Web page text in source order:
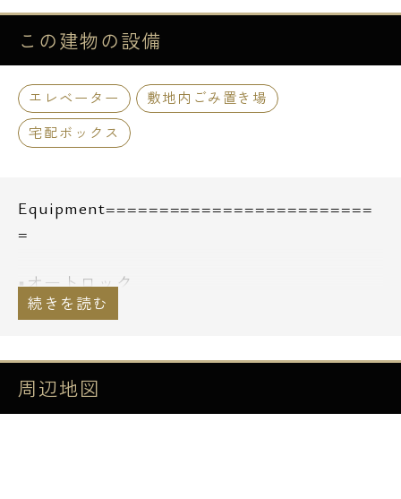
この建物の設備
エレベーター
敷地内ごみ置き場
宅配ボックス
Equipment=========================
=
■オートロック
■宅配ボックス
■ガスシステムキッチン
■バストイレ別
■ウォシュレット
周辺地図